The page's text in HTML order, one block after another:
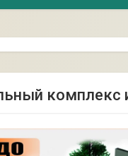
комплекс